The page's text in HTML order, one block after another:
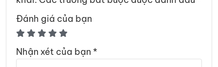
Đánh giá của bạn
Nhận xét của bạn *